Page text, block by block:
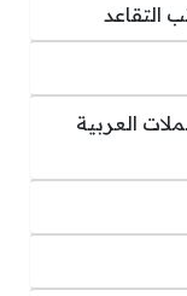
التقاعد
العربية